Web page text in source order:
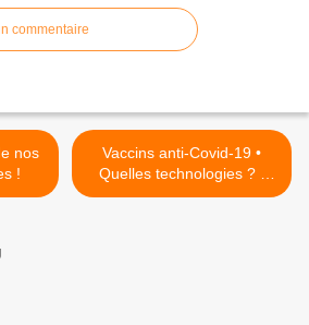
commentaire
!
Vaccins anti-Covid-19 •
Quelles technologies ? -
Quels risques ? >